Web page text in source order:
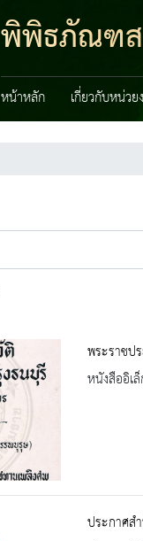
พิพิธภัณฑส
หน้าหลัก เกี่ยวกับหน่วย
พระราชป
หนังสืออิเ
ประกาศส